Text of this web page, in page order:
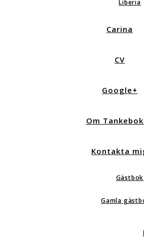
Liberia
Carina
CV
Google+
Om
Kontakta
Gästbok
Gamla